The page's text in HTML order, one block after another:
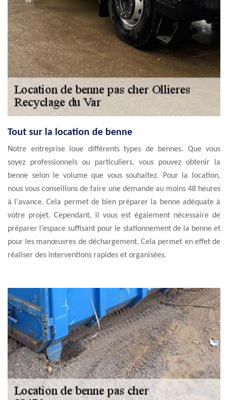
Tout sur la location de benne
Notre entreprise loue différents types de bennes. Que vous
soyez professionnels ou particuliers, vous pouvez obtenir la
benne selon le volume que vous souhaitez. Pour la location,
nous vous conseillons de faire une demande au moins 48 heures
à l'avance. Cela permet de bien préparer la benne adéquate à
votre projet. Cependant, il vous est également nécessaire de
préparer l’espace suffisant pour le stationnement de la benne et
pour les manœuvres de déchargement. Cela permet en effet de
réaliser des interventions rapides et organisées.